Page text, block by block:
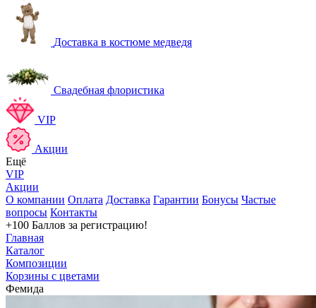
Доставка в костюме медведя
Свадебная флористика
VIP
Акции
Ещё
VIP
Акции
О компании Оплата Доставка Гарантии Бонусы Частые
вопросы Контакты
+100 Баллов за регистрацию!
Главная
Каталог
Композиции
Корзины с цветами
Фемида